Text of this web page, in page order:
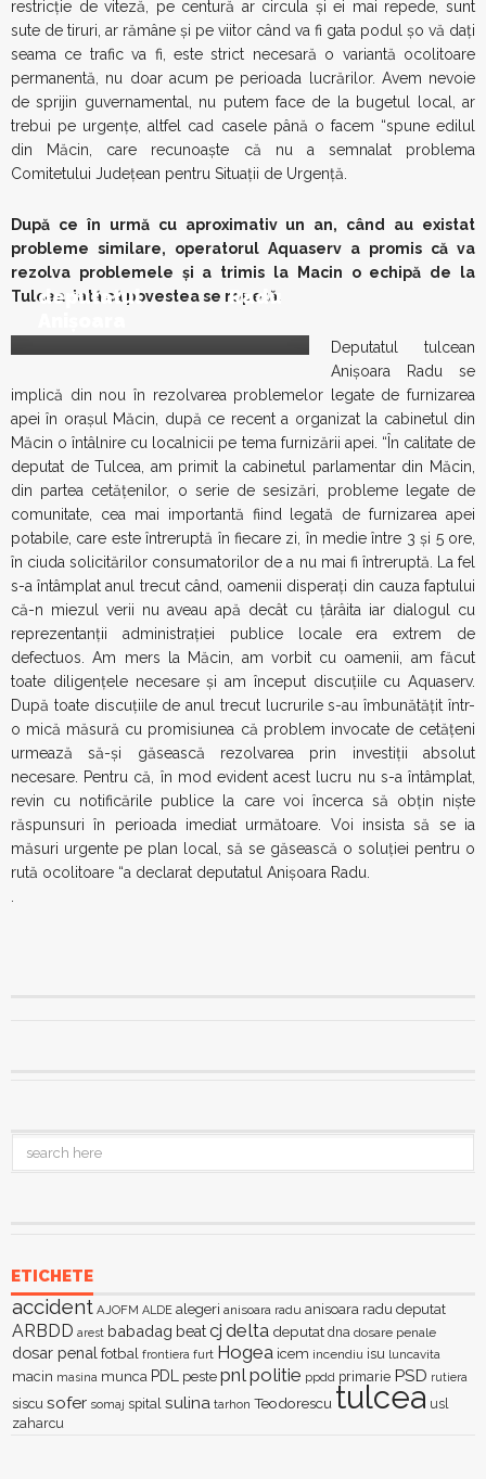
restricție de viteză, pe centură ar circula și ei mai repede, sunt
sute de tiruri, ar rămâne şi pe viitor când va fi gata podul şo vă daţi
seama ce trafic va fi, este strict necesară o variantă ocolitoare
permanentă, nu doar acum pe perioada lucrărilor. Avem nevoie
de sprijin guvernamental, nu putem face de la bugetul local, ar
trebui pe urgențe, altfel cad casele până o facem “spune edilul
din Măcin, care recunoaște că nu a semnalat problema
Comitetului Județean pentru Situații de Urgență.
După ce în urmă cu aproximativ un an, când au existat
probleme similare, operatorul Aquaserv a promis că va
rezolva problemele şi a trimis la Macin o echipă de la
Tulcea, iată că povestea se repetă.
deputatul Radu
Deputatul tulcean
Anișoara Radu se
implică din nou în rezolvarea problemelor legate de furnizarea
apei în orașul Măcin, după ce recent a organizat la cabinetul din
Măcin o întâlnire cu localnicii pe tema furnizării apei. “În calitate de
deputat de Tulcea, am primit la cabinetul parlamentar din Măcin,
din partea cetățenilor, o serie de sesizări, probleme legate de
comunitate, cea mai importantă fiind legată de furnizarea apei
potabile, care este întreruptă în fiecare zi, în medie între 3 şi 5 ore,
în ciuda solicitărilor consumatorilor de a nu mai fi întreruptă. La fel
s-a întâmplat anul trecut când, oamenii disperați din cauza faptului
că-n miezul verii nu aveau apă decât cu țârâita iar dialogul cu
reprezentanții administrației publice locale era extrem de
defectuos. Am mers la Măcin, am vorbit cu oamenii, am făcut
toate diligențele necesare și am început discuțiile cu Aquaserv.
După toate discuțiile de anul trecut lucrurile s-au îmbunătățit într-
o mică măsură cu promisiunea că problem invocate de cetățeni
urmează să-și găsească rezolvarea prin investiții absolut
necesare. Pentru că, în mod evident acest lucru nu s-a întâmplat,
revin cu notificările publice la care voi încerca să obțin niște
răspunsuri în perioada imediat următoare. Voi insista să se ia
măsuri urgente pe plan local, să se găsească o soluției pentru o
rută ocolitoare “a declarat deputatul Anișoara Radu.
ETICHETE
accident AJOFM ALDE alegeri anisoara radu anisoara radu deputat
ARBDD arest babadag beatcj delta deputat dna dosare penale
dosar penal fotbal frontiera furt Hogea icem incendiu isu luncavita
macin masina munca PDL peste pnlpolitie ppdd primarie PSD rutiera
siscu sofer somaj spital sulina tarhon Teodorescu tulcea usl
zaharcu